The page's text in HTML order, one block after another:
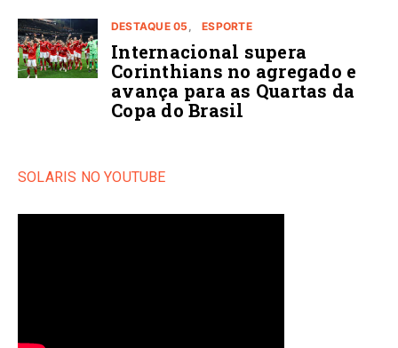
DESTAQUE 05 ESPORTE
Internacional supera
Corinthians no agregado e
avança para as Quartas da
Copa do Brasil
SOLARIS NO YOUTUBE